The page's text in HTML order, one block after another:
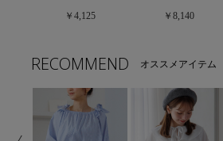
￥4,125 ￥8,140
RECOMMEND オススメアイテム